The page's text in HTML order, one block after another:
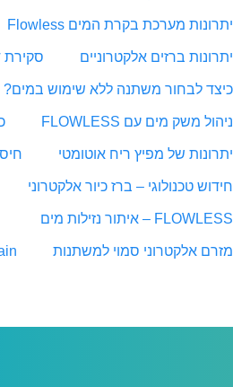
יתרונות מערכת בקרת המים Flowless
יתרונות ברזים אלקטרוניים סקירת
כיצד לבחור משתנה ללא שימוש במים?
ניהול משק מים עם FLOWLESS
יתרונות של מפיץ ריח אוטומטי
חידוש טכנולוגי – ברז כיור אלקטרוני
FLOWLESS – איתור נזילות מים
מזרם אלקטרוני סמוי למשתנות